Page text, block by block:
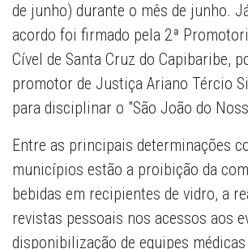
de junho) durante o mês de junho.
acordo foi firmado pela 2ª
Cível de Santa Cruz do Capibaribe,
promotor de Justiça Ariano Tércio
para disciplinar o "São João do
Entre as principais determinações
municípios estão a proibição da
bebidas em recipientes de vidro, a
revistas pessoais nos acessos aos
disponibilização de equipes